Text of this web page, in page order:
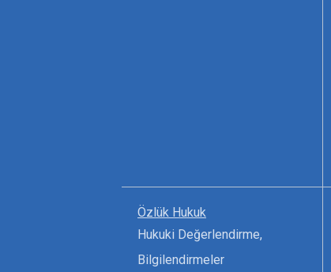
Özlük Hukuk
Hukuki Değerlendirme,
Bilgilendirmeler